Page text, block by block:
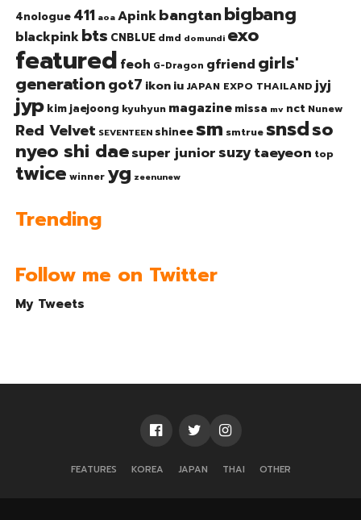
4nologue 411 aoa Apinkbangtanbigbang
blackpinkbts CNBLUE dmd domundi exo
featured feoh G-Dragon gfriend girls'
generationgot7 ikoniu JAPAN EXPO THAILAND jyj
jyp kim jaejoong kyuhyun magazine missa mv nct Nunew
Red Velvet SEVENTEEN shinee sm smtrue snsdso
nyeo shi daesuper junior suzytaeyeon top
twice winner yg zeenunew
Trending
Follow me on Twitter
My Tweets
FEATURES KOREA JAPAN THAI OTHER